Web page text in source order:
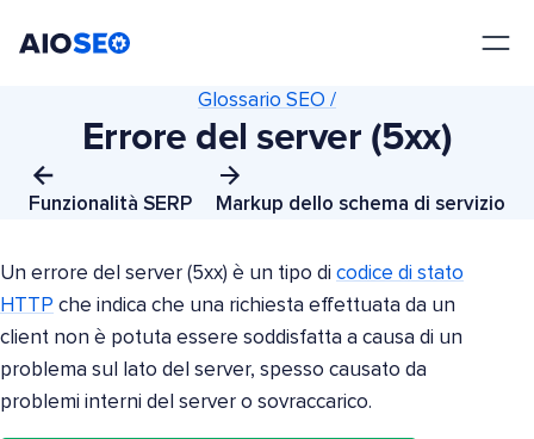
Funzionalità SERP
Glossario SEO /
Errore del server (5xx)
Markup dello schema di servizio
Un errore del server (5xx) è un tipo di codice di stato
HTTP che indica che una richiesta effettuata da un
client non è potuta essere soddisfatta a causa di un
problema sul lato del server, spesso causato da
problemi interni del server o sovraccarico.